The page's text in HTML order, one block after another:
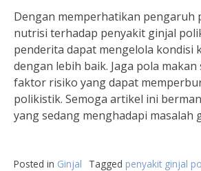
Dengan memperhatikan pengaruh
nutrisi terhadap penyakit ginjal
penderita dapat mengelola kondisi
dengan lebih baik. Jaga pola
faktor risiko yang dapat
polikistik. Semoga artikel ini
yang sedang menghadapi masalah
Posted in Ginjal Tagged penyakit ginjal